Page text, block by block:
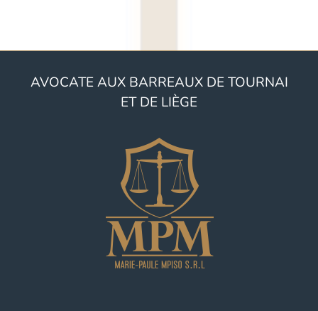
AVOCATE AUX BARREAUX DE TOURNAI
ET DE LIÈGE